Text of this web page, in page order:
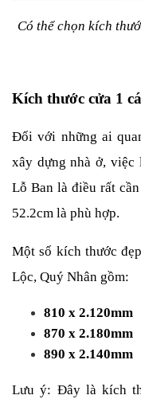
Có thể chọn kích
Kích thước cửa 1
Đối với những ai
xây dựng nhà ở, việc
Lỗ Ban là điều rất
52.2cm là phù hợp.
Một số kích thước
Lộc, Quý Nhân gồm:
810 x 2.120mm
870 x 2.180mm
890 x 2.140mm
Lưu ý: Đây là kích